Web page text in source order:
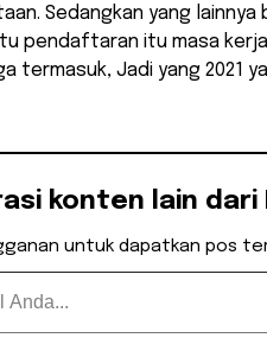
Sedangkan yang lainnya
pendaftaran itu masa
termasuk, Jadi yang 2021
konten lain dari
untuk dapatkan pos